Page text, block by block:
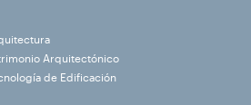
Arquitectónico
de Edificación